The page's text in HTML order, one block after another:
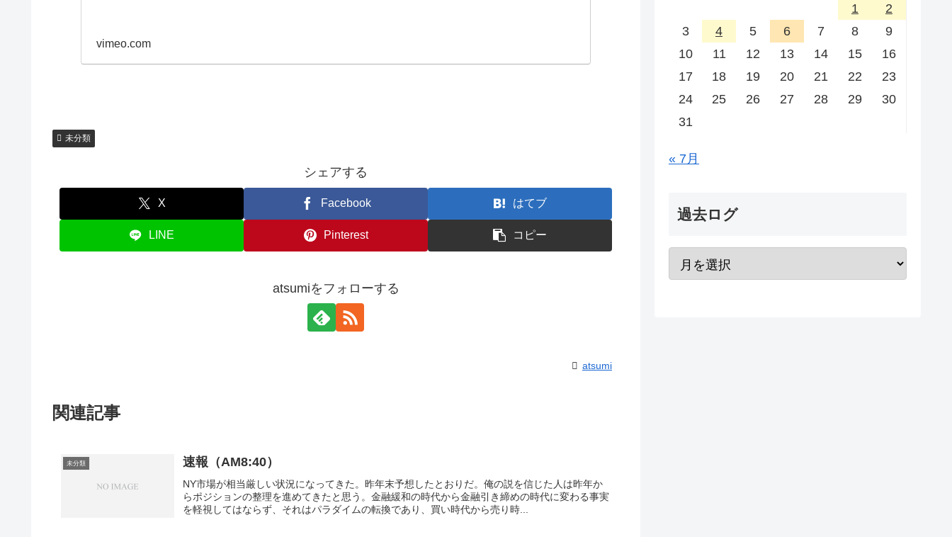
vimeo.com
未分類
シェアする
X Facebook はてブ
LINE Pinterest コピー
atsumiをフォローする
atsumi
関連記事
未分類 速報（AM8:40）
NY市場が相当厳しい状況になってきた。昨年末予想したとおりだ。俺の説を信じた人は昨年か
らポジションの整理を進めてきたと思う。金融緩和の時代から金融引き締めの時代に変わる事実
を軽視してはならず、それはパラダイムの転換であり、買い時代から売り時...
1
2
3
4 5 6 7 8
9
10
11 12 13 14 15
16
17
18 19 20 21 22
23
24
25 26 27 28 29
30
31
« 7月
過去ログ